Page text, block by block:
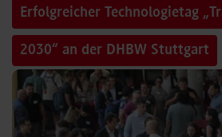
Erfolgreicher Technologietag
2030“ an der DHBW Stuttgart